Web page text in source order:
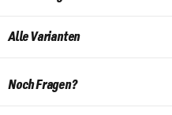
Alle Varianten
Noch Fragen?